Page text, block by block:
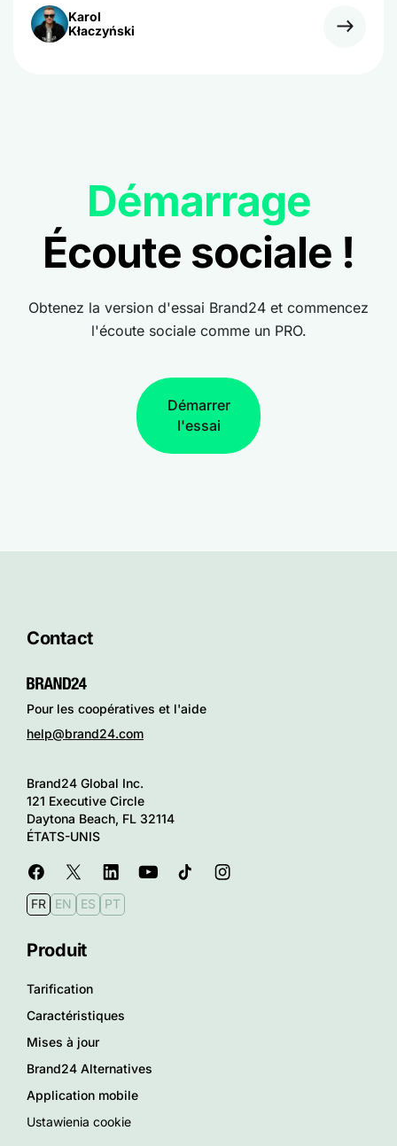
hypothétique. Il se produit en ce moment même, des
milliers de fois par jour. Alors que vous avez passé des
années à perfectionner votre référencement [...]
Karol
Kłaczyński
Démarrage
Écoute sociale !
Obtenez la version d'essai Brand24 et commencez
l'écoute sociale comme un PRO.
Démarrer
l'essai
Contact
Pour les coopératives et l'aide
help@brand24.com
Brand24 Global Inc.
121 Executive Circle
Daytona Beach, FL 32114
ÉTATS-UNIS
FR EN ES PT
Produit
Tarification
Caractéristiques
Mises à jour
Brand24 Alternatives
Application mobile
Ustawienia cookie